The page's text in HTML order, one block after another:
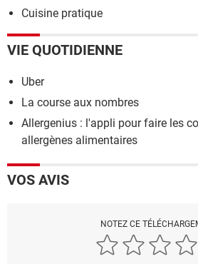
Cuisine pratique
VIE QUOTIDIENNE
Uber
La course aux nombres
Allergenius : l'appli pour faire les
allergènes alimentaires
VOS AVIS
NOTEZ CE